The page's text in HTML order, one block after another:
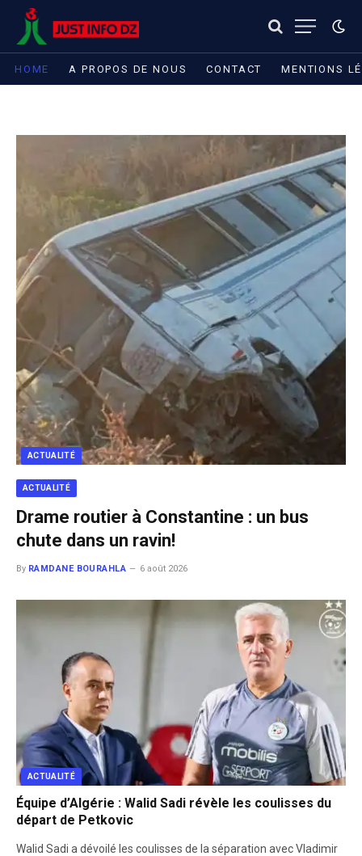
HOME A PROPOS DE NOUS CONTACT MENTIONS
ACTUALITÉ
ACTUALITÉ
Drame routier à Constantine : un bus
chute dans un ravin!
By RAMDANE BOURAHLA 6 août 2026
ACTUALITÉ
Équipe d’Algérie : Walid Sadi révèle les coulisses du
départ de Petkovic
Walid Sadi a dévoilé les coulisses de la séparation avec Vladimir